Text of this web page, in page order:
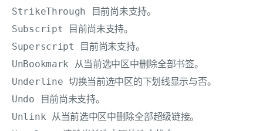
StrikeThrough 目前尚未支持。
Subscript 目前尚未支持。
Superscript 目前尚未支持。
UnBookmark 从当前选中区中删除全部书签。
Underline 切换当前选中区的下划线显示与否。
Undo 目前尚未支持。
Unlink 从当前选中区中删除全部超级链接。